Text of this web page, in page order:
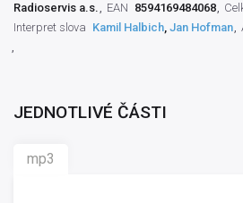
Radioservis a.s.
EAN 8594169484068
Interpret slova Kamil Halbich, Jan Hofman
JEDNOTLIVÉ ČÁSTI
mp3